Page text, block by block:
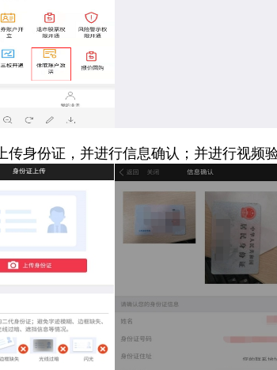
传身份证，并进行信息确认；并进行视频